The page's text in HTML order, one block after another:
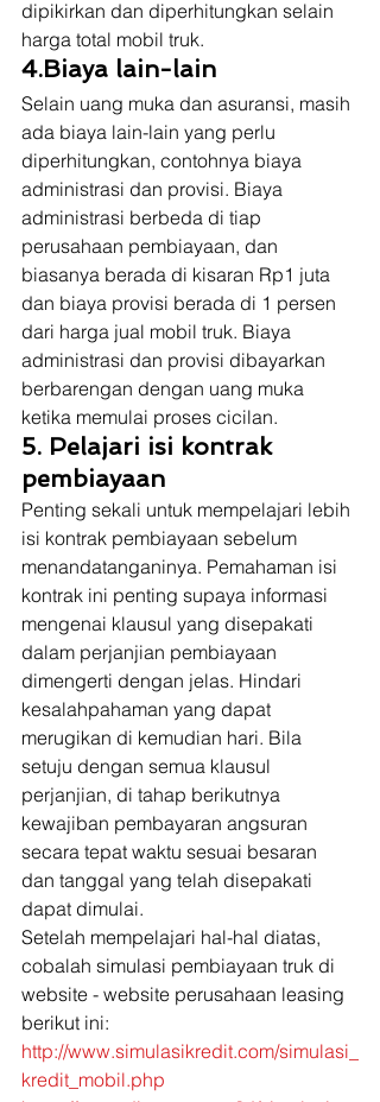
dipikirkan dan diperhitungkan selain
harga total mobil truk.
4.Biaya lain-lain
Selain uang muka dan asuransi, masih
ada biaya lain-lain yang perlu
diperhitungkan, contohnya biaya
administrasi dan provisi. Biaya
administrasi berbeda di tiap
perusahaan pembiayaan, dan
biasanya berada di kisaran Rp1 juta
dan biaya provisi berada di 1 persen
dari harga jual mobil truk. Biaya
administrasi dan provisi dibayarkan
berbarengan dengan uang muka
ketika memulai proses cicilan.
5. Pelajari isi kontrak
pembiayaan
Penting sekali untuk mempelajari lebih
isi kontrak pembiayaan sebelum
menandatanganinya. Pemahaman isi
kontrak ini penting supaya informasi
mengenai klausul yang disepakati
dalam perjanjian pembiayaan
dimengerti dengan jelas. Hindari
kesalahpahaman yang dapat
merugikan di kemudian hari. Bila
setuju dengan semua klausul
perjanjian, di tahap berikutnya
kewajiban pembayaran angsuran
secara tepat waktu sesuai besaran
dan tanggal yang telah disepakati
dapat dimulai.
Setelah mempelajari hal-hal diatas,
cobalah simulasi pembiayaan truk di
website - website perusahaan leasing
berikut ini:
http://www.simulasikredit.com/simulasi_
kredit_mobil.php